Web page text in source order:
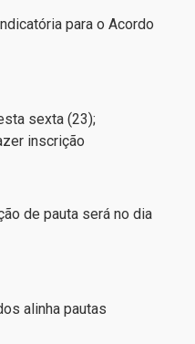
para o Acordo
sexta (23);
inscrição
de pauta será no dia
alinha pautas